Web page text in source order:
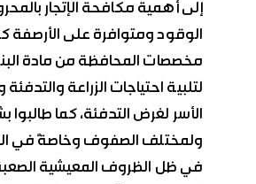
إلى أهمية مكافحة الإتجار
الوقود ومتوافرة على الأرصفة
مخصصات المحافظة من مادة
الأسر لغرض التدفئة، كما
ولمختلف الصفوف وخاصةً في
في ظل الظروف المعيشية الصعبة